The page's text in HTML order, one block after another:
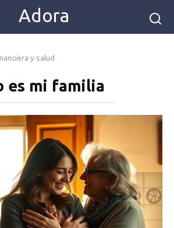
Adora
y salud
es mi familia